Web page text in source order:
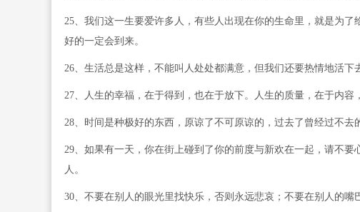
25、我们这一生要爱许多人，有些人出现在你的生命里，就是为
好的一定会到来。
26、生活总是这样，不能叫人处处都满意，但我们还要热情地活
27、人生的幸福，在于得到，也在于放下。人生的质量，在于内容
28、时间是种极好的东西，原谅了不可原谅的，过去了曾经过不
29、如果有一天，你在街上碰到了你的前度与新欢在一起，请不
人。
30、不要在别人的眼光里找快乐，否则永远悲哀；不要在别人的嘴